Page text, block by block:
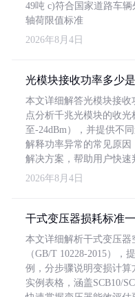
49吨 c)符合国家道路车辆
轴荷限值标准
2026年8月4日
光模块接收功率多少
本文详细解答光模块接
点分析千兆光模块的收
至-24dBm），并提供不
解释功率异常的常见原因
解决方案，帮助用户快速
2026年8月4日
干式变压器损耗标准
本文详细解析干式变压
（GB/T 10228-2015），
例，分步骤说明变损计
实例表格，涵盖SCB10/